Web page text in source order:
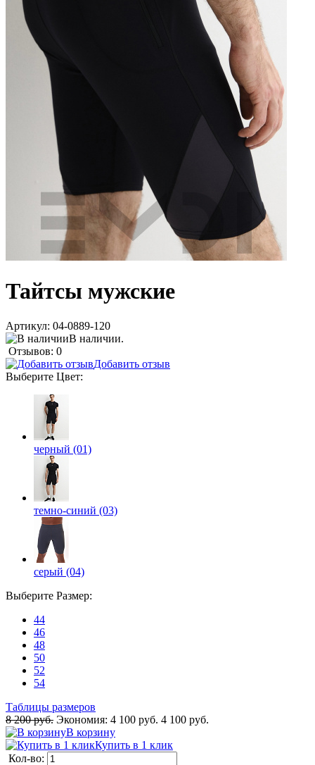
Тайтсы мужские
Артикул: 04-0889-120
В наличии.
Отзывов: 0
Добавить отзыв
Выберите Цвет:
черный (01)
темно-синий (03)
серый (04)
Выберите Размер:
44
46
48
50
52
54
Таблицы размеров
8 200 руб. Экономия: 4 100 руб. 4 100 руб.
В корзину
Купить в 1 клик
Кол-во: